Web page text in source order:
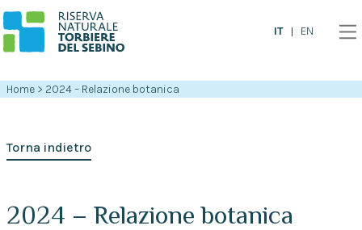
IT EN
Home > 2024 – Relazione botanica
Torna indietro
2024 – Relazione botanica